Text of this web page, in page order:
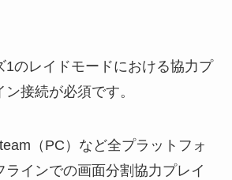
1のレイドモードにおける協力プ
接続が必須です。
（PC）など全プラットフォ
ラインでの画面分割協力プレイ